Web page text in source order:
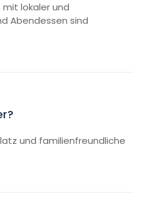
lokaler und
Abendessen sind
und familienfreundliche